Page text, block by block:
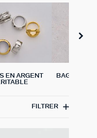
EN ARGENT
BAGUES
FILTRER